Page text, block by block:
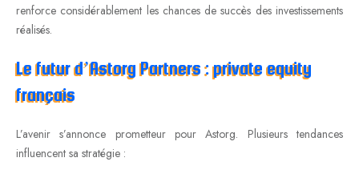
renforce considérablement les chances de succès des investissements
réalisés.
Le futur d’Astorg Partners : private equity
français
L’avenir s’annonce prometteur pour Astorg. Plusieurs tendances
influencent sa stratégie :